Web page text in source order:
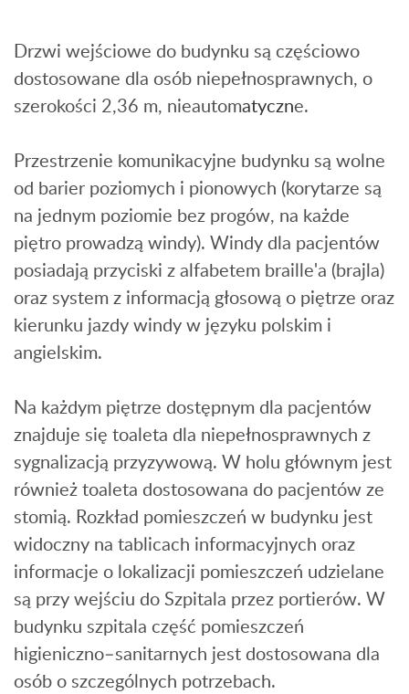
Drzwi wejściowe do budynku są częściowo
dostosowane dla osób niepełnosprawnych, o
szerokości 2,36 m, nieautomatyczne.
Przestrzenie komunikacyjne budynku są wolne
od barier poziomych i pionowych (korytarze są
na jednym poziomie bez progów, na każde
piętro prowadzą windy). Windy dla pacjentów
posiadają przyciski z alfabetem braille'a (brajla)
oraz system z informacją głosową o piętrze oraz
kierunku jazdy windy w języku polskim i
angielskim.
Na każdym piętrze dostępnym dla pacjentów
znajduje się toaleta dla niepełnosprawnych z
sygnalizacją przyzywową. W holu głównym jest
również toaleta dostosowana do pacjentów ze
stomią. Rozkład pomieszczeń w budynku jest
widoczny na tablicach informacyjnych oraz
informacje o lokalizacji pomieszczeń udzielane
są przy wejściu do Szpitala przez portierów. W
budynku szpitala część pomieszczeń
higieniczno–sanitarnych jest dostosowana dla
osób o szczególnych potrzebach.